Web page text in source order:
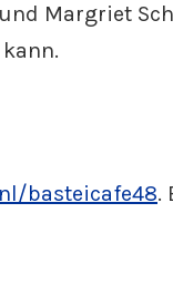
Margriet
basteicafe48.